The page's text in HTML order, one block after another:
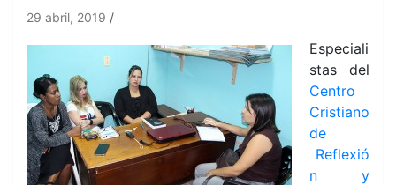
29 abril, 2019
Especiali
stas del
Centro
Cristiano
de
Reflexió
n y